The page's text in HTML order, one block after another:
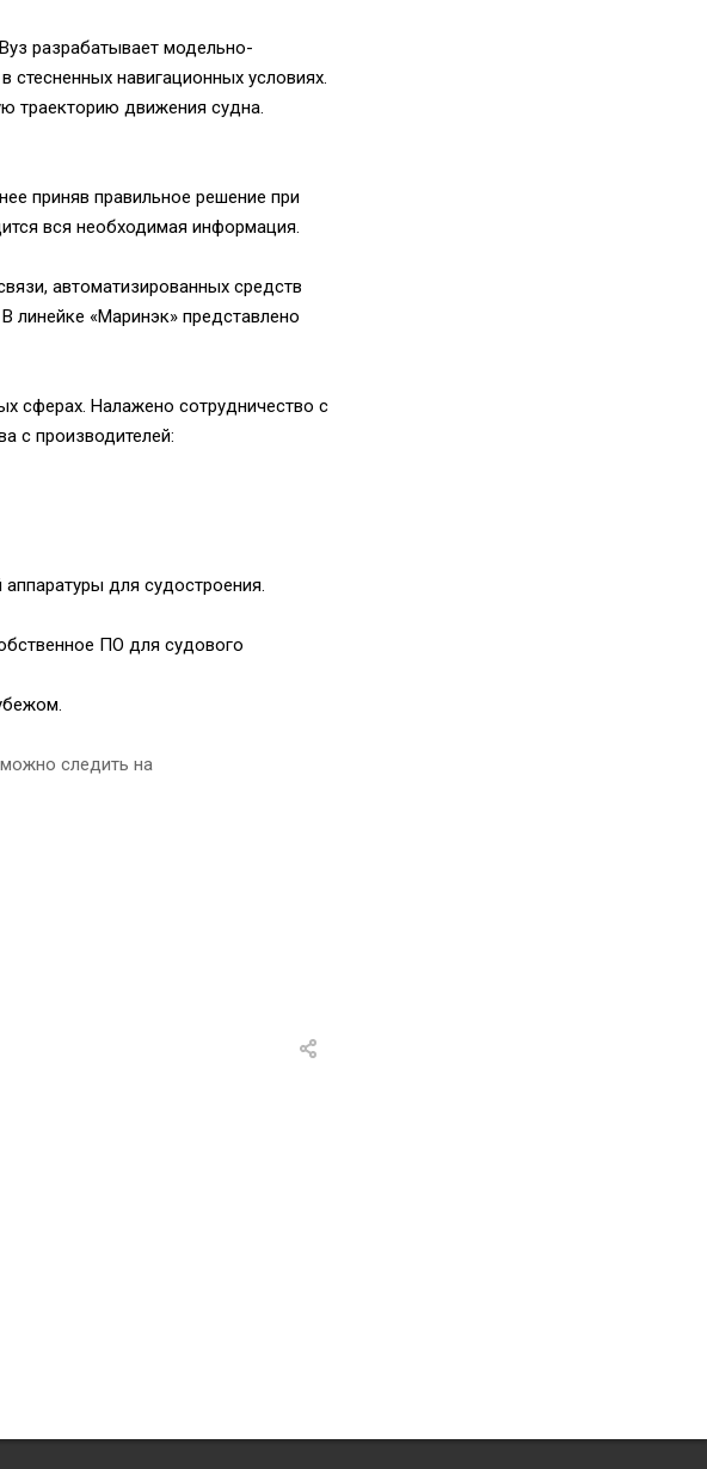
разрабатывает модельно-
стесненных навигационных условиях.
траекторию движения судна.
приняв правильное решение при
вся необходимая информация.
автоматизированных средств
линейке «Маринэк» представлено
сферах. Налажено сотрудничество с
с производителей:
для судостроения.
ПО для судового
следить на